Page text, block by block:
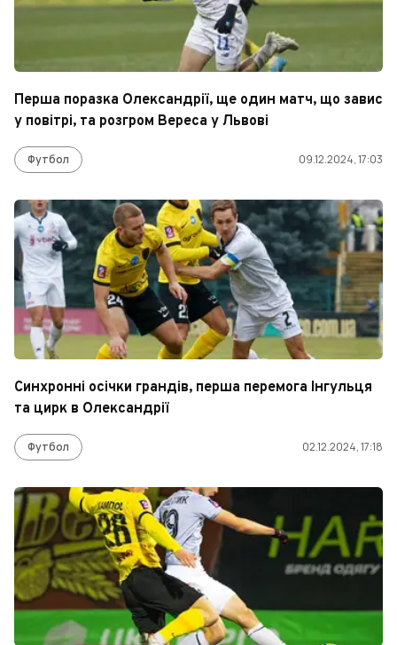
Перша поразка Олександрії, ще один матч, що завис
у повітрі, та розгром Вереса у Львові
Футбол 09.12.2024, 17:03
Синхронні осічки грандів, перша перемога Інгульця
та цирк в Олександрії
Футбол 02.12.2024, 17:18